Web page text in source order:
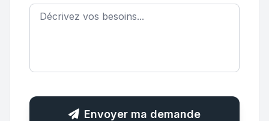
Envoyer ma demande